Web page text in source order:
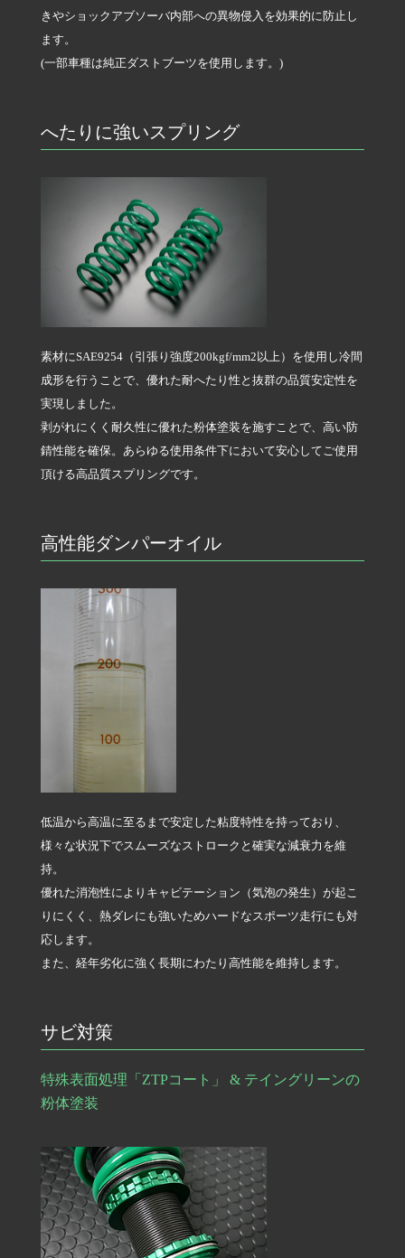
きやショックアブソーバ内部への異物侵入を効果的に防止し
ます。
(一部車種は純正ダストブーツを使用します。)
へたりに強いスプリング
素材にSAE9254（引張り強度200kgf/mm2 以上）を使用し冷間
成形を行うことで、優れた耐へたり性と抜群の品質安定性を
実現しました。
剥がれにくく耐久性に優れた粉体塗装を施すことで、高い防
錆性能を確保。あらゆる使用条件下において安心してご使用
頂ける高品質スプリングです。
高性能ダンパーオイル
低温から高温に至るまで安定した粘度特性を持っており、
様々な状況下でスムーズなストロークと確実な減衰力を維
持。
優れた消泡性によりキャビテーション（気泡の発生）が起こ
りにくく、熱ダレにも強いためハードなスポーツ走行にも対
応します。
また、経年劣化に強く長期にわたり高性能を維持します。
サビ対策
特殊表面処理「ZTPコート」 & テイングリーンの
粉体塗装